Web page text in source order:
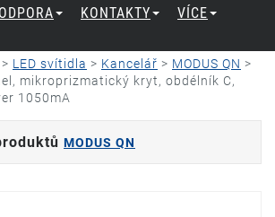
KONTAKTY VÍCE
> LED svítidla > Kancelář > MODUS QN >
mikroprizmatický kryt, obdélník C,
1050mA
MODUS QN